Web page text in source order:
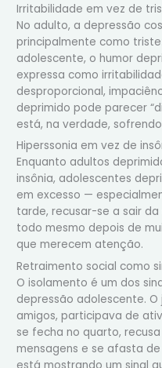
Irritabilidade em vez de
No adulto, a depressão
principalmente como
adolescente, o humor
expressa como
desproporcional,
deprimido pode parecer
está, na verdade,
Hiperssonia em vez de
Enquanto adultos
insônia, adolescentes
em excesso —
tarde, recusar-se a sair
todo mesmo depois de
que merecem atenção.
Retraimento social como
O isolamento é um dos
depressão adolescente.
amigos, participava de
se fecha no quarto,
mensagens e se afasta